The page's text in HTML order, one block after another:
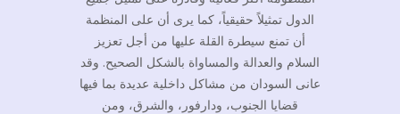
الدول تمثيلاً حقيقياً، كما يرى أن على المنظمة
أن تمنع سيطرة القلة عليها من أجل تعزيز
السلام والعدالة والمساواة بالشكل الصحيح. وقد
عانى السودان من مشاكل داخلية عديدة بما فيها
قضايا الجنوب، ودارفور، والشرق، ومن